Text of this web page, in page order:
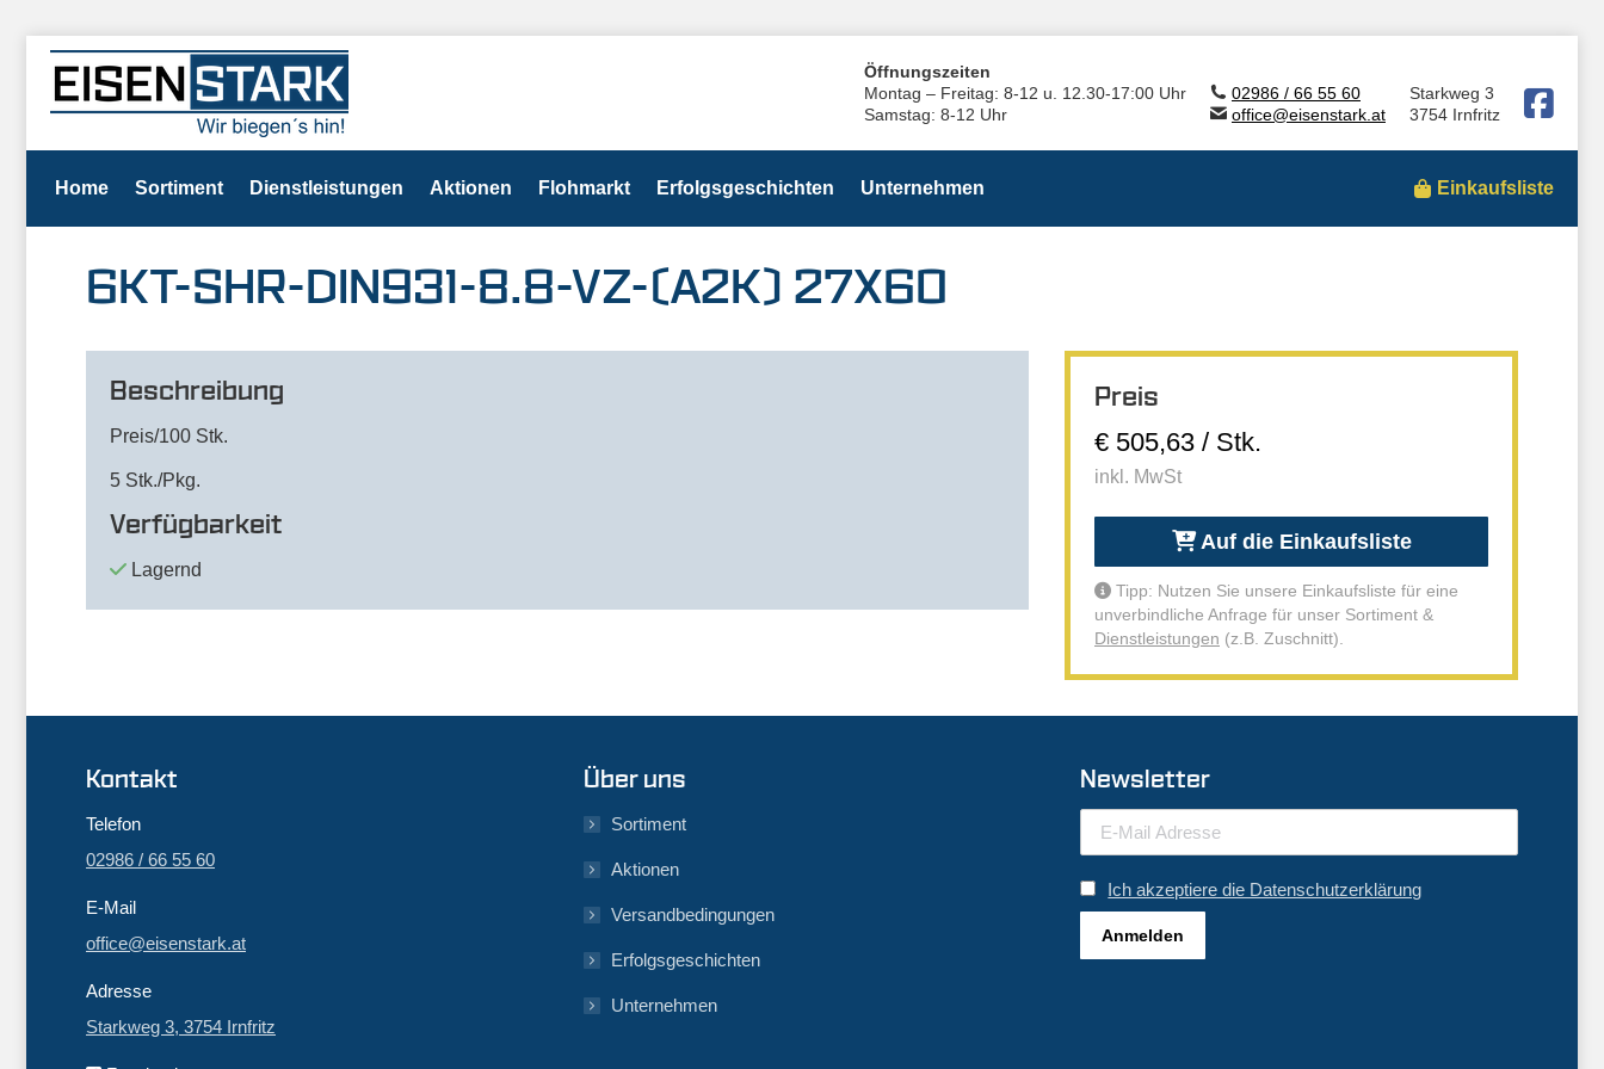
Öffnungszeiten
Montag – Freitag: 8-12 u. 12.30-17:00 Uhr
Samstag: 8-12 Uhr
02986 / 66 55 60
office@eisenstark.at
Starkweg 3
3754 Irnfritz
Home Sortiment Dienstleistungen Aktionen Flohmarkt Erfolgsgeschichten Unternehmen Einkaufsliste
6KT-SHR-DIN931-8.8-VZ-(A2K) 27X60
Beschreibung
Preis/100 Stk.
5 Stk./Pkg.
Verfügbarkeit
Lagernd
Preis
€ 505,63 / Stk.
inkl. MwSt
Auf die Einkaufsliste
Tipp: Nutzen Sie unsere Einkaufsliste für eine
unverbindliche Anfrage für unser Sortiment &
Dienstleistungen (z.B. Zuschnitt).
Kontakt
Telefon
02986 / 66 55 60
E-Mail
office@eisenstark.at
Adresse
Starkweg 3, 3754 Irnfritz
Über uns
Sortiment
Aktionen
Versandbedingungen
Erfolgsgeschichten
Unternehmen
Newsletter
Ich akzeptiere die Datenschutzerklärung